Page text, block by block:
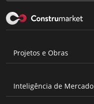
Projetos e Obras
Inteligência de Mercado